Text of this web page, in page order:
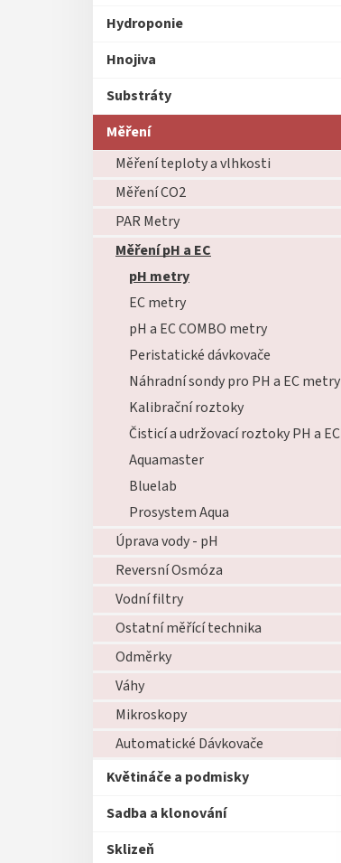
Hydroponie
Hnojiva
Substráty
Měření
Měření teploty a vlhkosti
Měření CO2
PAR Metry
Měření pH a EC
pH metry
EC metry
pH a EC COMBO metry
Peristatické dávkovače
Náhradní sondy pro PH a EC metry
Kalibrační roztoky
Čisticí a udržovací roztoky PH a EC
Aquamaster
Bluelab
Prosystem Aqua
Úprava vody - pH
Reversní Osmóza
Vodní filtry
Ostatní měřící technika
Odměrky
Váhy
Mikroskopy
Automatické Dávkovače
Květináče a podmisky
Sadba a klonování
Sklizeň